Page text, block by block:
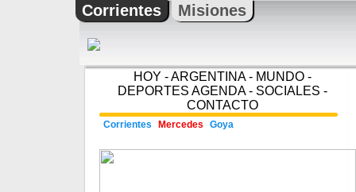
Corrientes Misiones
HOY -ARGENTINA- MUNDO -
DEPORTES AGENDA- SOCIALES -
CONTACTO
Corrientes Mercedes Goya